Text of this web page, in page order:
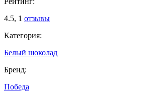
4.5, 1 отзывы
Категория:
Белый шоколад
Бренд:
Победа